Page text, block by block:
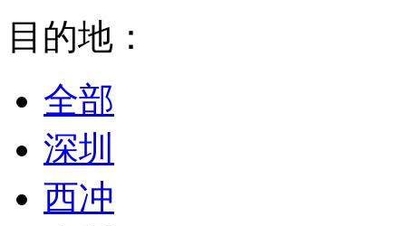
目的地：
全部
深圳
西冲